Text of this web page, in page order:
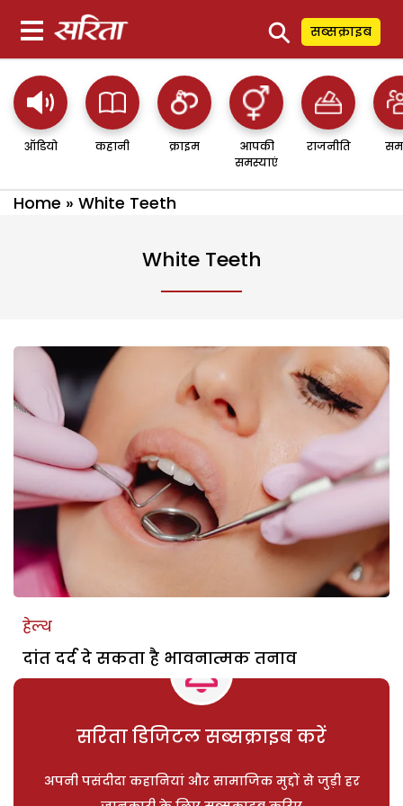
⚲ सब्सक्राइब
ऑडियो कहानी क्राइम
आपकी
समस्याएं
राजनीति
Home » White Teeth
White Teeth
हेल्थ
दांत दर्द दे सकता है भावनात्मक तनाव
सरिता डिजिटल सब्सक्राइब करें
अपनी पसंदीदा कहानियां और सामाजिक मुद्दों से जुड़ी हर